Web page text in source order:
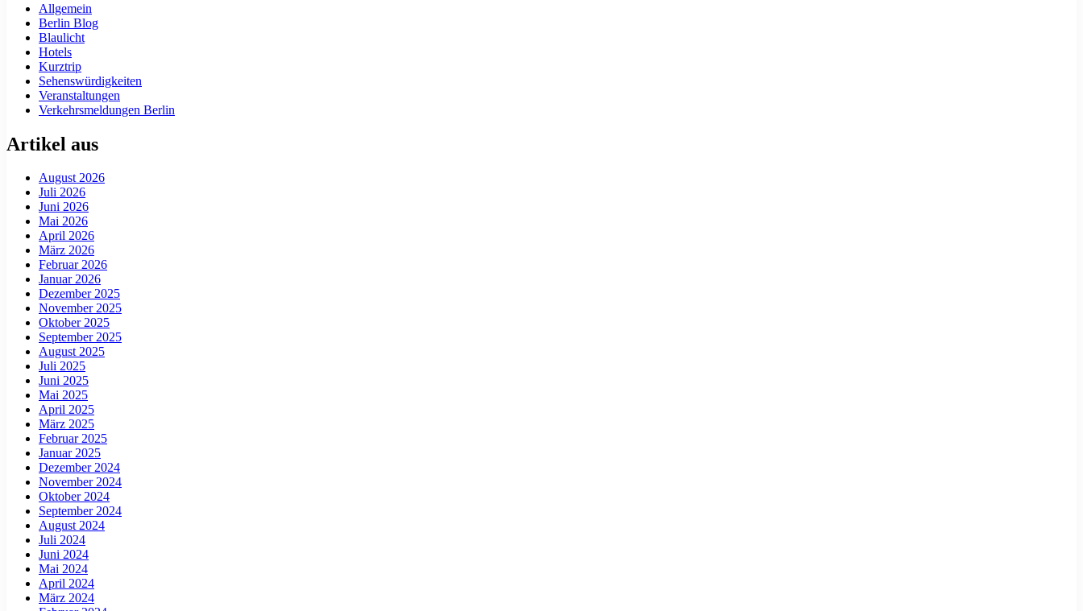
Allgemein
Berlin Blog
Blaulicht
Hotels
Kurztrip
Sehenswürdigkeiten
Veranstaltungen
Verkehrsmeldungen Berlin
Artikel aus
August 2026
Juli 2026
Juni 2026
Mai 2026
April 2026
März 2026
Februar 2026
Januar 2026
Dezember 2025
November 2025
Oktober 2025
September 2025
August 2025
Juli 2025
Juni 2025
Mai 2025
April 2025
März 2025
Februar 2025
Januar 2025
Dezember 2024
November 2024
Oktober 2024
September 2024
August 2024
Juli 2024
Juni 2024
Mai 2024
April 2024
März 2024